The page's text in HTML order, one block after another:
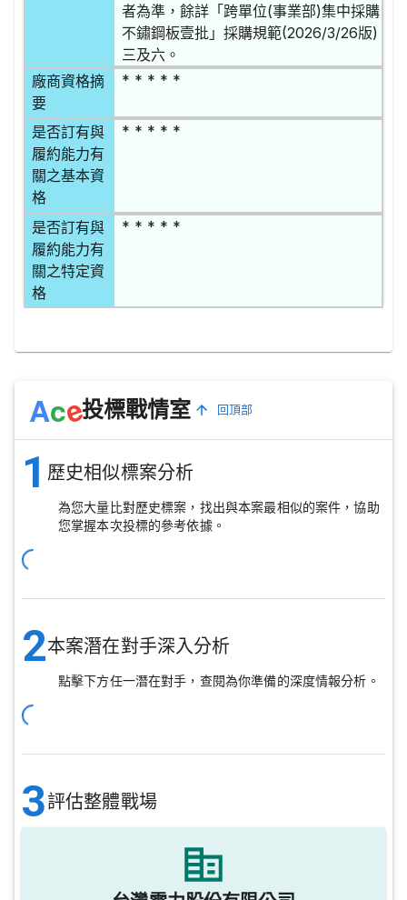
者為準，餘詳「跨單位(事業部)集中採購
不鏽鋼板壹批」採購規範(2026/3/26版)
三及六。
廠商資格摘
要
* * * * *
是否訂有與
履約能力有
關之基本資
格
* * * * *
是否訂有與
履約能力有
關之特定資
格
* * * * *
Ace投標戰情室 回頂部
1 歷史相似標案分析
為您大量比對歷史標案，找出與本案最相似的案件，協助
您掌握本次投標的參考依據。
2本案潛在對手深入分析
點擊下方任一潛在對手，查閱為你準備的深度情報分析。
3評估整體戰場